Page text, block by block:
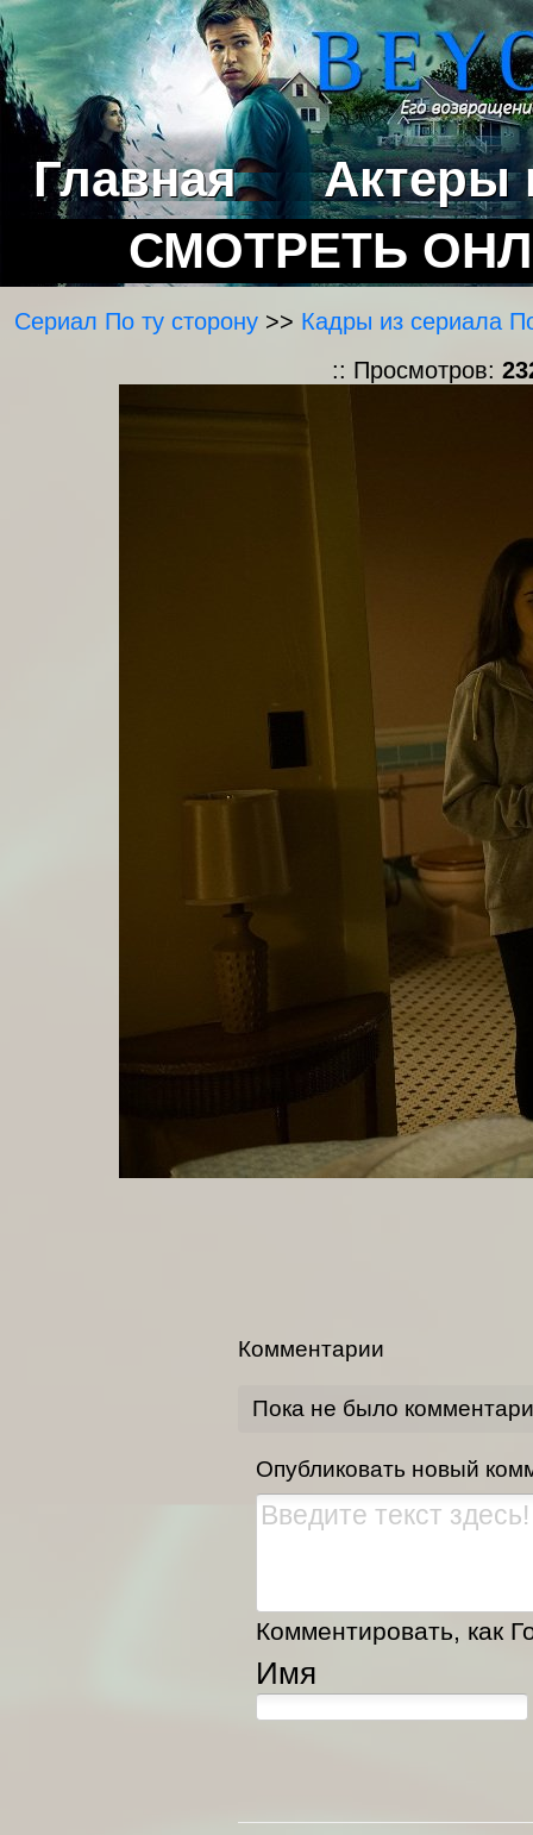
Главная
Актеры
СМОТРЕТЬ
Сериал По ту сторону >> Кадры из сериала
:: Просмотров:
Комментарии
Пока не было
Опубликовать новый
Комментировать, как
Имя